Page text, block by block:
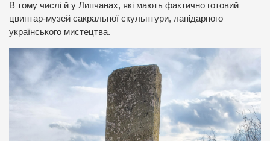
В тому числі й у Липчанах, які мають фактично готовий
цвинтар-музей сакральної скульптури, лапідарного
українського мистецтва.